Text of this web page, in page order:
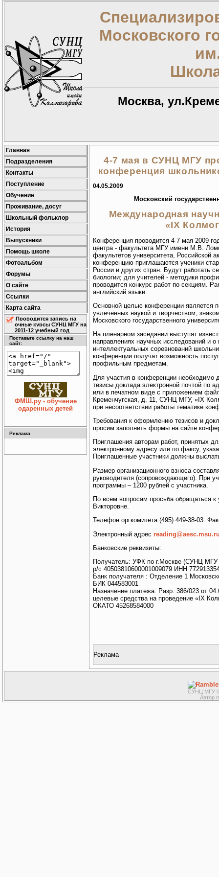
Московского
Москва,
Главная
Подразделения
Контакты
Поступление
Обучение
Проживание, досуг
Школьный фольклор
История
Выпускники
Помощь школе
Фотоальбом
Форумы
О сайте
Ссылки
Карта сайта
Проводится запись на
очные курсы СУНЦ МГУ на
2011-12 учебный год
Поставьте ссылку на наш
сайт:
ФМШ.ру - обучение
одаренных детей
Реклама
4-7 мая в СУНЦ МГУ
конференция
04.05.2009
Московский
Международная
«IX
Конференция проводится 4-7 мая 2009
центра - факультета МГУ имени М.В.
факультетов университета, Российской
конференцию приглашаются ученики
России и других стран. Будут работать
биологии; для учителей - методики
проводится конкурс работ по секциям.
английский языки.
Основной целью конференции является
увлеченных наукой и творчеством,
Московского государственного
На пленарном заседании выступят
направлениях научных исследований и
интеллектуальных соревнований
конференции получат возможность
профильным предметам.
Для участия в конференции необходимо
тезисы доклада электронной почтой по
или в печатном виде с приложением
Кременчугская, д. 11, СУНЦ МГУ, «IX
при несоответствии работы тематике
Требования к оформлению тезисов и
просим заполнить формы на сайте
Приглашения авторам работ, принятых
электронному адресу или по факсу,
Приглашенные участники должны
Размер организационного взноса
руководителя (сопровождающего). При
программы – 1200 рублей с участника.
По всем вопросам просьба обращаться
Викторовне.
Телефон оргкомитета (495) 449-38-03.
Электронный адрес
Банковские реквизиты:
Получатель: УФК по г.Москве (СУНЦ МГУ
р/с 40503810600001009079 ИНН
Банк получателя : Отделение 1
БИК 044583001
Назначение платежа: Разр. 386/023 от
целевые средства на проведение «IX
ОКАТО 45268584000
Реклама
СУНЦ МГУ ©
Автор